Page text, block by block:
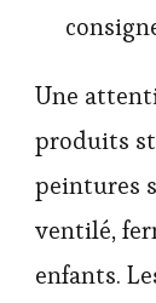
Une
produits
peintures
ventilé,
enfants.